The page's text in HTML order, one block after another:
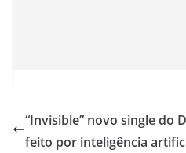
“Invisible” novo single do
feito por inteligência